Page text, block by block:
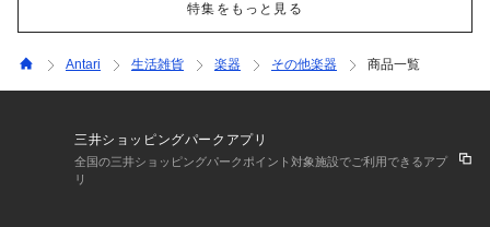
特集をもっと見る
Antari 生活雑貨 楽器 その他楽器 商品一覧
三井ショッピングパークアプリ
全国の三井ショッピングパークポイント対象施設でご利用できるアプ
リ